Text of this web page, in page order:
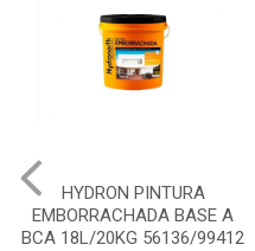
HYDRON PINTURA
BASE A
18L/20KG 56136/99412